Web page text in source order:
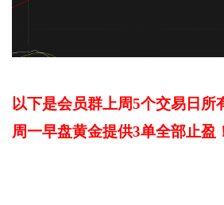
以下是会员群上周5个交易日所
周一早盘黄金提供3单全部止盈